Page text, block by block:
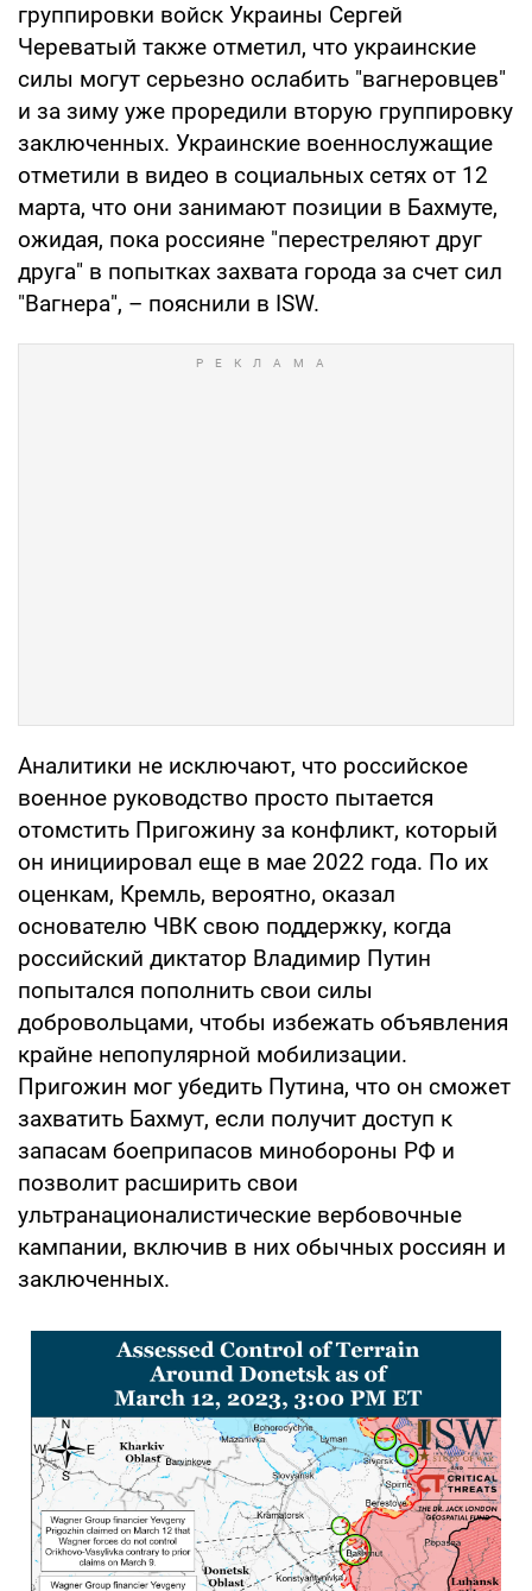
группировки войск Украины Сергей
Череватый также отметил, что украинские
силы могут серьезно ослабить "вагнеровцев"
и за зиму уже проредили вторую группировку
заключенных. Украинские военнослужащие
отметили в видео в социальных сетях от 12
марта, что они занимают позиции в Бахмуте,
ожидая, пока россияне "перестреляют друг
друга" в попытках захвата города за счет сил
"Вагнера", – пояснили в ISW.
Аналитики не исключают, что российское
военное руководство просто пытается
отомстить Пригожину за конфликт, который
он инициировал еще в мае 2022 года. По их
оценкам, Кремль, вероятно, оказал
основателю ЧВК свою поддержку, когда
российский диктатор Владимир Путин
попытался пополнить свои силы
добровольцами, чтобы избежать объявления
крайне непопулярной мобилизации.
Пригожин мог убедить Путина, что он сможет
захватить Бахмут, если получит доступ к
запасам боеприпасов минобороны РФ и
позволит расширить свои
ультранационалистические вербовочные
кампании, включив в них обычных россиян и
заключенных.